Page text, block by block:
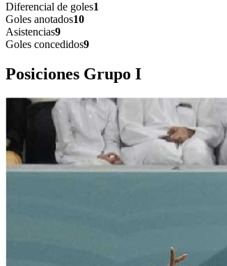
Diferencial de goles1
Goles anotados10
Asistencias9
Goles concedidos9
Posiciones Grupo I